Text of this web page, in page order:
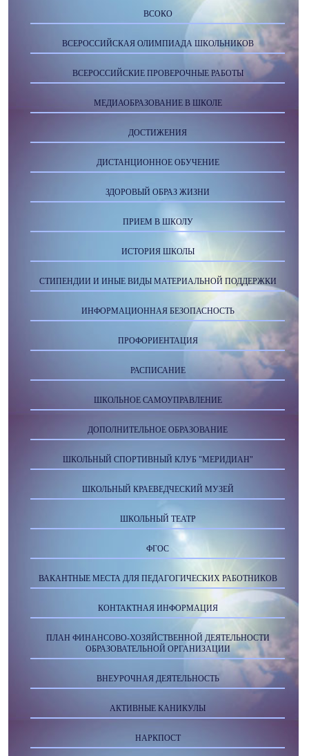
ВСОКО
ВСЕРОССИЙСКАЯ ОЛИМПИАДА ШКОЛЬНИКОВ
ВСЕРОССИЙСКИЕ ПРОВЕРОЧНЫЕ РАБОТЫ
МЕДИАОБРАЗОВАНИЕ В ШКОЛЕ
ДОСТИЖЕНИЯ
ДИСТАНЦИОННОЕ ОБУЧЕНИЕ
ЗДОРОВЫЙ ОБРАЗ ЖИЗНИ
ПРИЕМ В ШКОЛУ
ИСТОРИЯ ШКОЛЫ
СТИПЕНДИИ И ИНЫЕ ВИДЫ МАТЕРИАЛЬНОЙ ПОДДЕРЖКИ
ИНФОРМАЦИОННАЯ БЕЗОПАСНОСТЬ
ПРОФОРИЕНТАЦИЯ
РАСПИСАНИЕ
ШКОЛЬНОЕ САМОУПРАВЛЕНИЕ
ДОПОЛНИТЕЛЬНОЕ ОБРАЗОВАНИЕ
ШКОЛЬНЫЙ СПОРТИВНЫЙ КЛУБ "МЕРИДИАН"
ШКОЛЬНЫЙ КРАЕВЕДЧЕСКИЙ МУЗЕЙ
ШКОЛЬНЫЙ ТЕАТР
ФГОС
ВАКАНТНЫЕ МЕСТА ДЛЯ ПЕДАГОГИЧЕСКИХ РАБОТНИКОВ
КОНТАКТНАЯ ИНФОРМАЦИЯ
ПЛАН ФИНАНСОВО-ХОЗЯЙСТВЕННОЙ ДЕЯТЕЛЬНОСТИ
ОБРАЗОВАТЕЛЬНОЙ ОРГАНИЗАЦИИ
ВНЕУРОЧНАЯ ДЕЯТЕЛЬНОСТЬ
АКТИВНЫЕ КАНИКУЛЫ
НАРКПОСТ